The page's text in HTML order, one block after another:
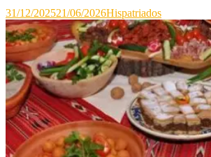
31/12/202521/06/2026Hispatriados